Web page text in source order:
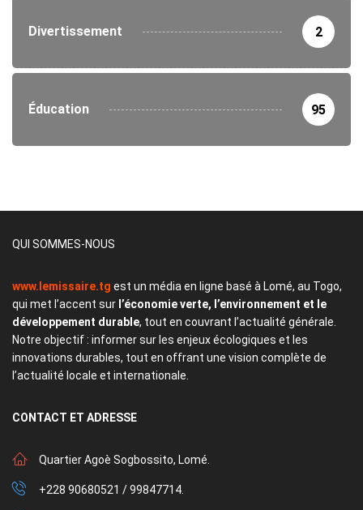
Divertissement 2
Éducation 95
QUI SOMMES-NOUS
www.lemissaire.tg est un média en ligne basé à Lomé, au Togo,
qui met l’accent sur l’économie verte, l’environnement et le
développement durable, tout en couvrant l’actualité générale.
Notre objectif : informer sur les enjeux écologiques et les
innovations durables, tout en offrant une vision complète de
l’actualité locale et internationale.
CONTACT ET ADRESSE
Quartier Agoè Sogbossito, Lomé.
+228 90680521 / 99847714.